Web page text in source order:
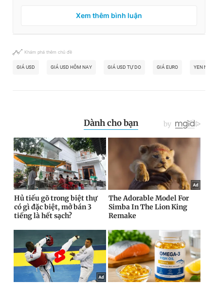
Xem thêm bình luận
Khám phá thêm chủ đề
GIÁ USD GIÁ USD HÔM NAY GIÁ USD TỰ DO GIÁ EURO YEN NHẬT